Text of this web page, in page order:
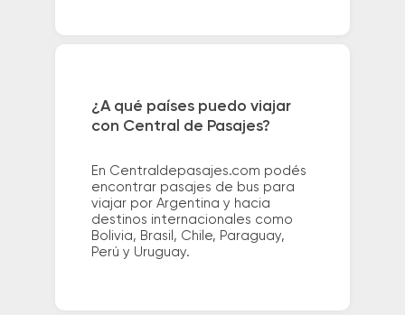
¿A qué países puedo viajar
con Central de Pasajes?
En Centraldepasajes.com podés
encontrar pasajes de bus para
viajar por Argentina y hacia
destinos internacionales como
Bolivia, Brasil, Chile, Paraguay,
Perú y Uruguay.